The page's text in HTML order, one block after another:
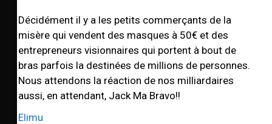
Décidément il y a les petits commerçants de la
misère qui vendent des masques à 50€ et des
entrepreneurs visionnaires qui portent à bout de
bras parfois la destinées de millions de personnes.
Nous attendons la réaction de nos milliardaires
aussi, en attendant, Jack Ma Bravo!!
Elimu